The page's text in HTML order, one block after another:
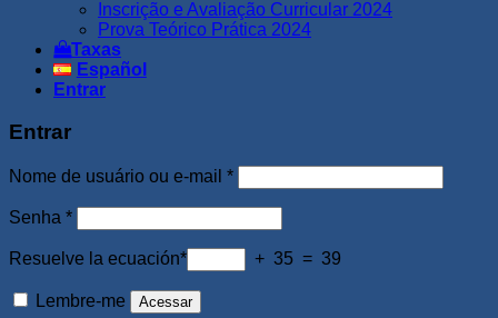
Inscrição e Avaliação Curricular 2024
Prova Teórico Prática 2024
Taxas
Español
Entrar
Entrar
Nome de usuário ou e-mail *Obrigatório
Senha *Obrigatório
Resuelve la ecuación* + 35 = 39
Lembre-me Acessar